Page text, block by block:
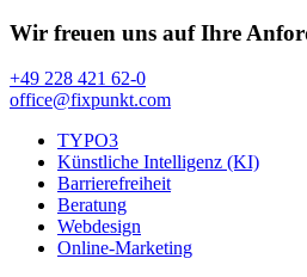
Wir freuen uns auf Ihre
+49 228 421 62-0
office@fixpunkt.com
TYPO3
Künstliche Intelligenz (KI)
Barrierefreiheit
Beratung
Webdesign
Online-Marketing